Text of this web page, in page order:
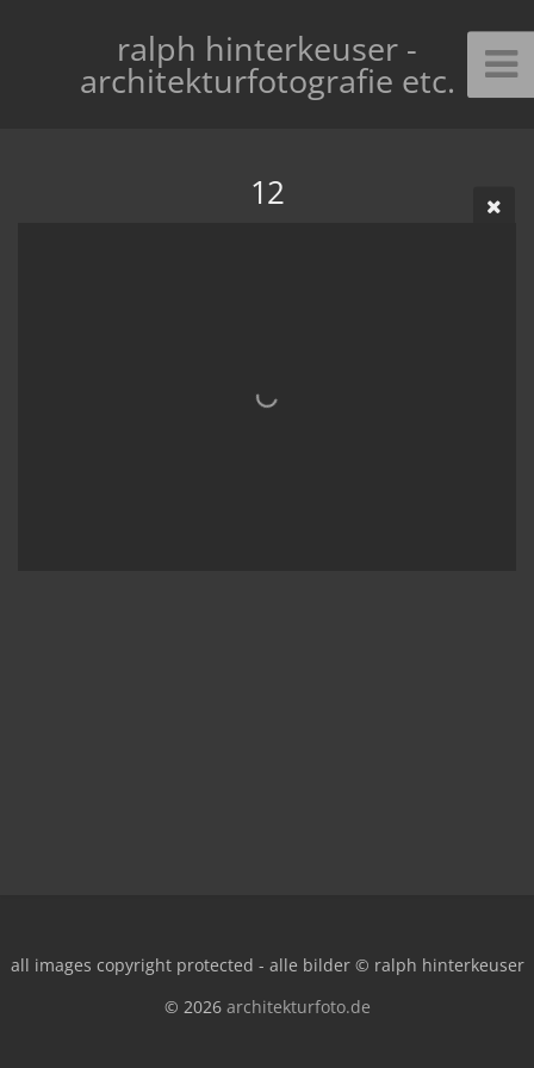
ralph hinterkeuser -
architekturfotografie etc.
12
all images copyright protected - alle bilder © ralph hinterkeuser
© 2026 architekturfoto.de